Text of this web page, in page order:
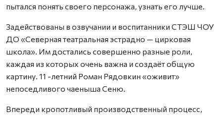
пытался понять своего персонажа, узнать его лучше.
Задействованы в озвучании и воспитанники СТЭШ ЧОУ
ДО «Северная театральная эстрадно — цирковая
школа». Им достались совершенно разные роли,
каждая из которых очень важна и создаёт общую
картину. 11 -летний Роман Рядовкин «оживит»
непоседливого чаеныша Сеню.
Впереди кропотливый производственный процесс,